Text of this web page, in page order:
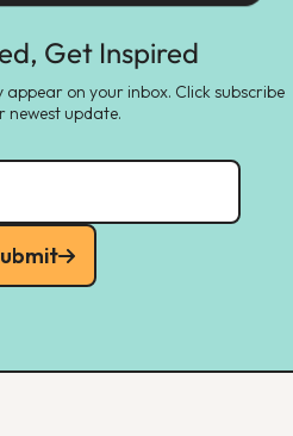
Get Inspired
on your inbox. Click subscribe
newest update.